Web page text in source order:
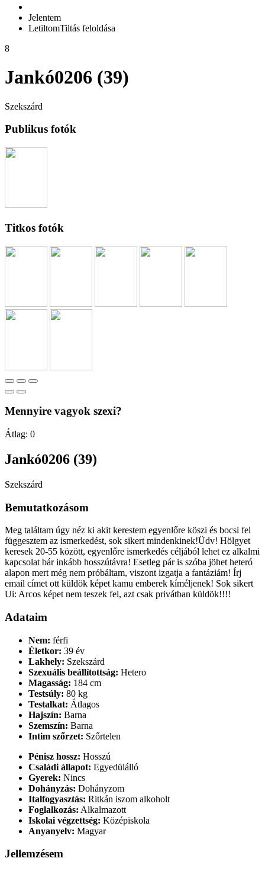
Jelentem
LetiltomTiltás feloldása
8
Jankó0206 (39)
Szekszárd
Publikus fotók
Titkos fotók
Mennyire vagyok szexi?
Átlag: 0
Jankó0206 (39)
Szekszárd
Bemutatkozásom
Meg találtam úgy néz ki akit kerestem egyenlőre köszi és bocsi fel
függesztem az ismerkedést, sok sikert mindenkinek!Üdv! Hölgyet
keresek 20-55 között, egyenlőre ismerkedés céljából lehet ez alkalmi
kapcsolat bár inkább hosszútávra! Esetleg pár is szóba jöhet heteró
alapon mert még nem próbáltam, viszont izgatja a fantáziám! Írj
email címet ott küldök képet kamu emberek kíméljenek! Sok sikert
Ui: Arcos képet nem teszek fel, azt csak privátban küldök!!!!
Adataim
Nem: férfi
Életkor: 39 év
Lakhely: Szekszárd
Szexuális beállítottság: Hetero
Magasság: 184 cm
Testsúly: 80 kg
Testalkat: Átlagos
Hajszín: Barna
Szemszín: Barna
Intim szőrzet: Szőrtelen
Pénisz hossz: Hosszú
Családi állapot: Egyedülálló
Gyerek: Nincs
Dohányzás: Dohányzom
Italfogyasztás: Ritkán iszom alkoholt
Foglalkozás: Alkalmazott
Iskolai végzettség: Középiskola
Anyanyelv: Magyar
Jellemzésem